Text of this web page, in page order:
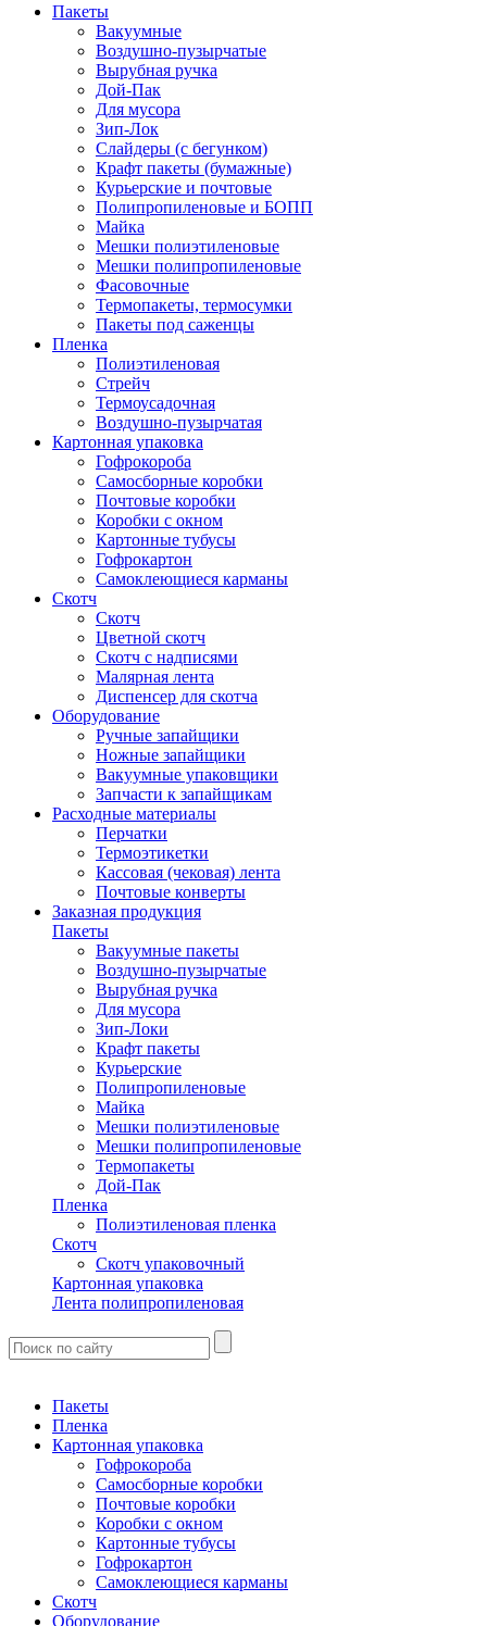
Пакеты
Вакуумные
Воздушно-пузырчатые
Вырубная ручка
Дой-Пак
Для мусора
Зип-Лок
Слайдеры (с бегунком)
Крафт пакеты (бумажные)
Курьерские и почтовые
Полипропиленовые и БОПП
Майка
Мешки полиэтиленовые
Мешки полипропиленовые
Фасовочные
Термопакеты, термосумки
Пакеты под саженцы
Пленка
Полиэтиленовая
Стрейч
Термоусадочная
Воздушно-пузырчатая
Картонная упаковка
Гофрокороба
Самосборные коробки
Почтовые коробки
Коробки с окном
Картонные тубусы
Гофрокартон
Самоклеющиеся карманы
Скотч
Скотч
Цветной скотч
Скотч с надписями
Малярная лента
Диспенсер для скотча
Оборудование
Ручные запайщики
Ножные запайщики
Вакуумные упаковщики
Запчасти к запайщикам
Расходные материалы
Перчатки
Термоэтикетки
Кассовая (чековая) лента
Почтовые конверты
Заказная продукция
Пакеты
Вакуумные пакеты
Воздушно-пузырчатые
Вырубная ручка
Для мусора
Зип-Локи
Крафт пакеты
Курьерские
Полипропиленовые
Майка
Мешки полиэтиленовые
Мешки полипропиленовые
Термопакеты
Дой-Пак
Пленка
Полиэтиленовая пленка
Скотч
Скотч упаковочный
Картонная упаковка
Лента полипропиленовая
Пакеты
Пленка
Картонная упаковка
Гофрокороба
Самосборные коробки
Почтовые коробки
Коробки с окном
Картонные тубусы
Гофрокартон
Самоклеющиеся карманы
Скотч
Оборудование